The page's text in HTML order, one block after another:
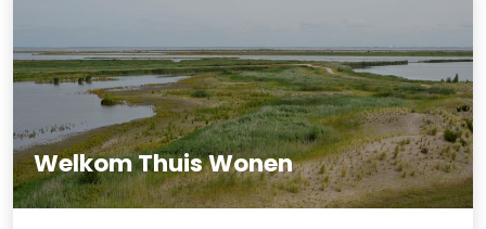
Welkom Thuis Wonen